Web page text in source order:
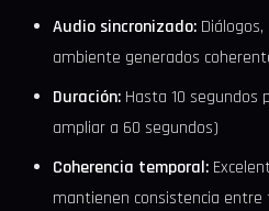
Audio sincronizado:
ambiente generados
Duración: Hasta 10 segundos
ampliar a 60 segundos)
Coherencia temporal:
mantienen consistencia entre